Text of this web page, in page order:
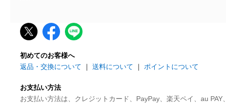
初めてのお客様へ
返品・交換について ｜ 送料について ｜ ポイントについて
お支払い方法
お支払い方法は、クレジットカード、PayPay、楽天ペイ、au PAY、